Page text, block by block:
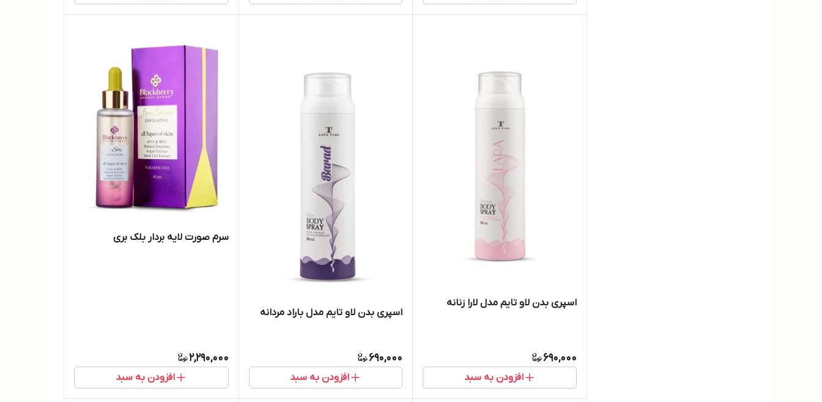
اسپری بدن لاو تایم مدل لارا زنانه
690,000
افزودن به سبد
اسپری بدن لاو تایم مدل باراد مردانه
690,000
افزودن به سبد
سرم صورت لایه بردار بلک بری
2,290,000
افزودن به سبد